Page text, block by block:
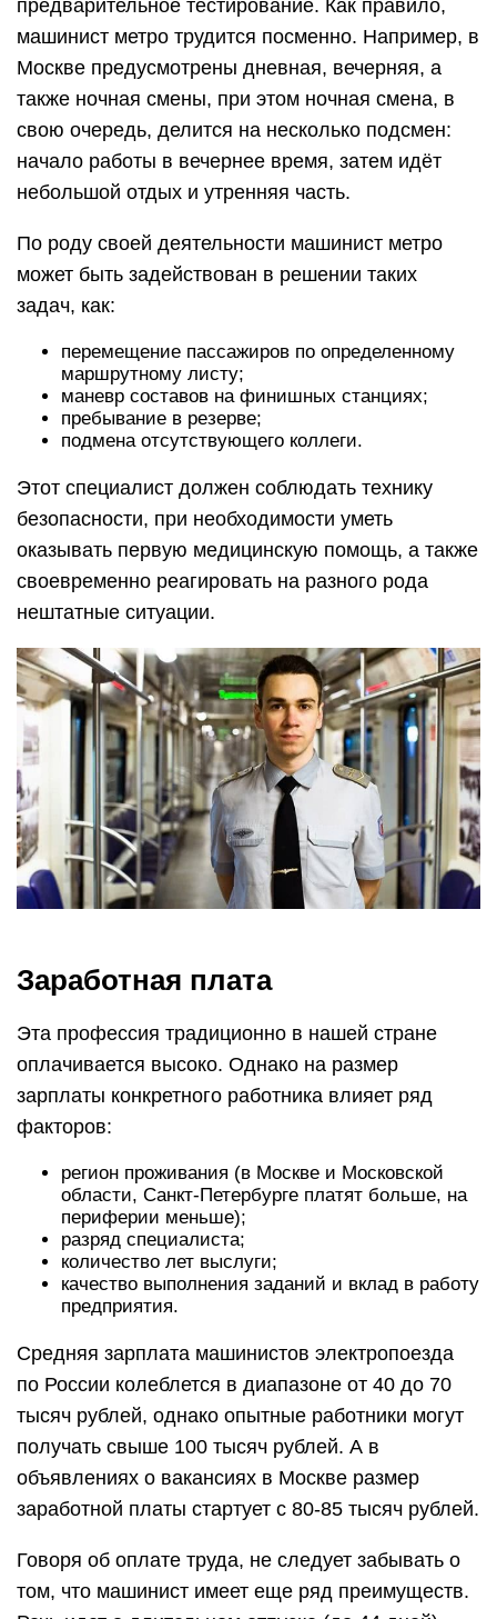
предварительное тестирование. Как правило,
машинист метро трудится посменно. Например, в
Москве предусмотрены дневная, вечерняя, а
также ночная смены, при этом ночная смена, в
свою очередь, делится на несколько подсмен:
начало работы в вечернее время, затем идёт
небольшой отдых и утренняя часть.
По роду своей деятельности машинист метро
может быть задействован в решении таких
задач, как:
перемещение пассажиров по определенному
маршрутному листу;
маневр составов на финишных станциях;
пребывание в резерве;
подмена отсутствующего коллеги.
Этот специалист должен соблюдать технику
безопасности, при необходимости уметь
оказывать первую медицинскую помощь, а также
своевременно реагировать на разного рода
нештатные ситуации.
Заработная плата
Эта профессия традиционно в нашей стране
оплачивается высоко. Однако на размер
зарплаты конкретного работника влияет ряд
факторов:
регион проживания (в Москве и Московской
области, Санкт-Петербурге платят больше, на
периферии меньше);
разряд специалиста;
количество лет выслуги;
качество выполнения заданий и вклад в работу
предприятия.
Средняя зарплата машинистов электропоезда
по России колеблется в диапазоне от 40 до 70
тысяч рублей, однако опытные работники могут
получать свыше 100 тысяч рублей. А в
объявлениях о вакансиях в Москве размер
заработной платы стартует с 80-85 тысяч рублей.
Говоря об оплате труда, не следует забывать о
том, что машинист имеет еще ряд преимуществ.